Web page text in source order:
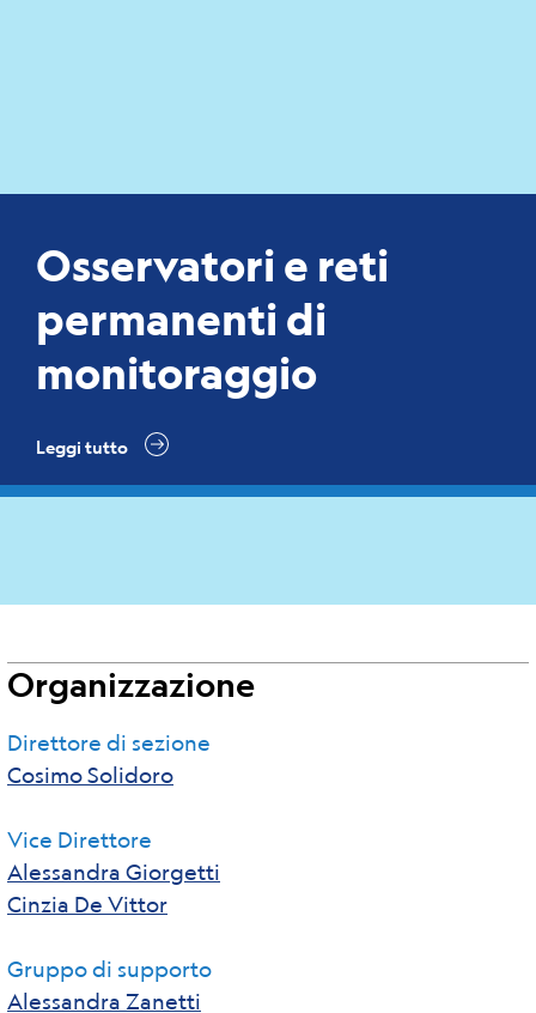
Osservatori e reti
permanenti di
monitoraggio
Leggi tutto
Organizzazione
Direttore di sezione
Cosimo Solidoro
Vice Direttore
Alessandra Giorgetti
Cinzia De Vittor
Gruppo di supporto
Alessandra Zanetti